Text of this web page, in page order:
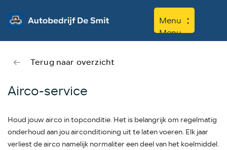
Menu
Menu
Werkplaats
Over ons
Terug naar overzicht
Airco-service
Houd jouw airco in topconditie. Het is belangrijk om regelmatig
onderhoud aan jou airconditioning uit te laten voeren. Elk jaar
verliest de airco namelijk normaliter een deel van het koelmiddel.